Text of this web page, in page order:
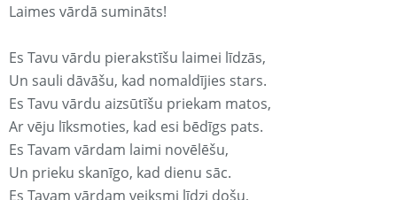
Laimes vārdā sumināts!
Es Tavu vārdu pierakstīšu laimei līdzās,
Un sauli dāvāšu, kad nomaldījies stars.
Es Tavu vārdu aizsūtīšu priekam matos,
Ar vēju līksmoties, kad esi bēdīgs pats.
Es Tavam vārdam laimi novēlēšu,
Un prieku skanīgo, kad dienu sāc.
Es Tavam vārdam veiksmi līdzi došu,